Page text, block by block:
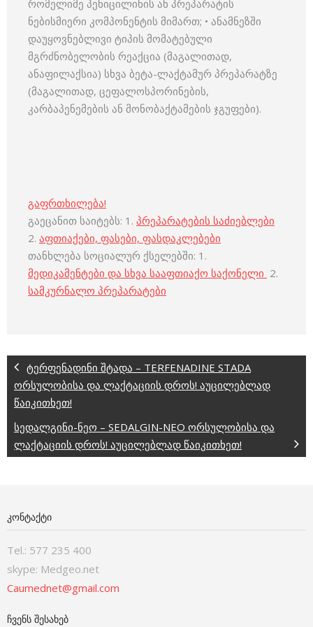
რომელიმე პენიცილინის ან პრეპარატის
ნებისმიერი კომპონენტის მიმართ; • ანამნეზში
დაუყოვნებლივი ტიპის მომატებული
მგრძნობელობის რეაქცია (მაგალითად,
ანაფილაქსია) სხვა ბეტა-ლაქტამურ პრეპარატზე
(მაგალითად, ცეფალოსპორინების,
კარბაპენემების ან მონობაქტამების ჯგუფები).
გაფრთხილება!
გაეცანით საიტებს: 1. პრეპარატების საძიებლები
2. აფთიაქები, ფასები, ფასდაკლებები
თანხლება სოციალურ ქსელებში: 1.
მედიკამენტები და სხვა სააფთიაქო საქონელი 2.
სამკურნალო პრეპარატები
ტერფენადინი შტადა – TERFENADINE STADA
ორსულობისა და ლაქტაციის დროს! აუცილებლად
წაიკითხეთ!
სედალგინი-ნეო – SEDALGIN-NEO ორსულობისა და
ლაქტაციის დროს! აუცილებლად წაიკითხეთ!
ᲙᲝᲜᲢᲐᲥᲢᲘ
Tel.: 577 235 400
skype: Medgeo.net
Caumednet@gmail.com
ᲩᲕᲔᲜᲡ ᲨᲔᲡᲐᲮᲔᲑ